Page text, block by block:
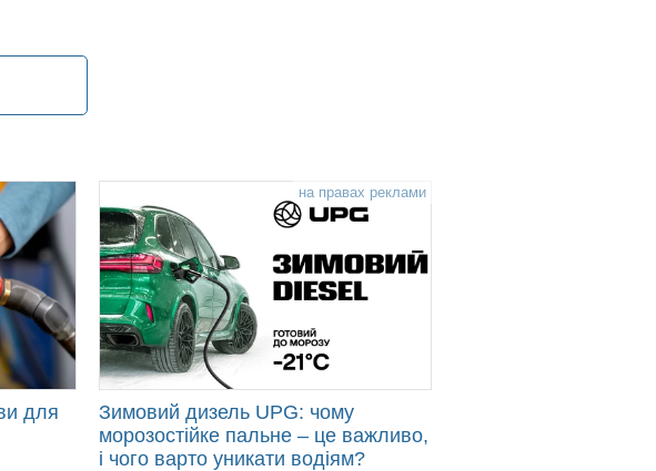
для
на правах реклами
Зимовий дизель UPG: чому
морозостійке пальне – це важливо,
і чого варто уникати водіям?